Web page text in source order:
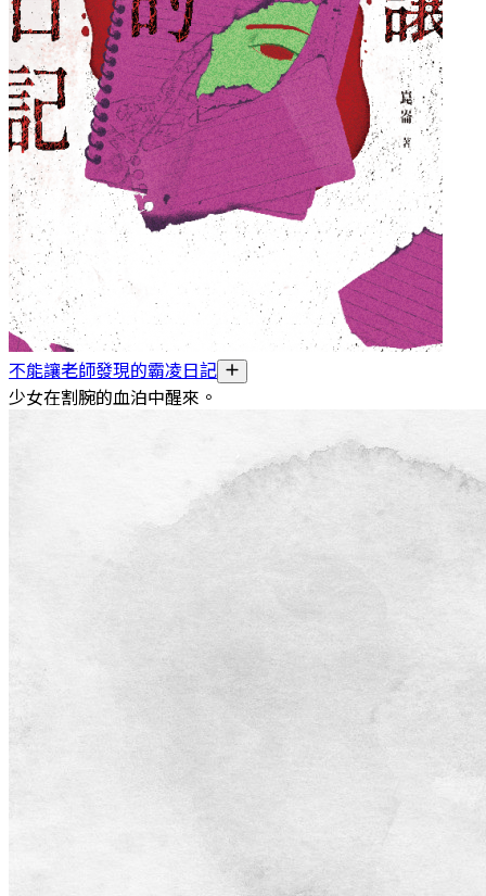
不能讓老師發現的霸凌日記
少女在割腕的血泊中醒來。